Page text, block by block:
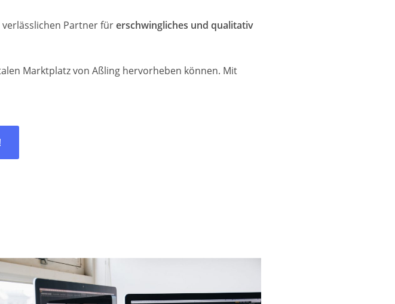
Partner fürerschwingliches und qualitativ
Marktplatz von Aßling hervorheben können. Mit